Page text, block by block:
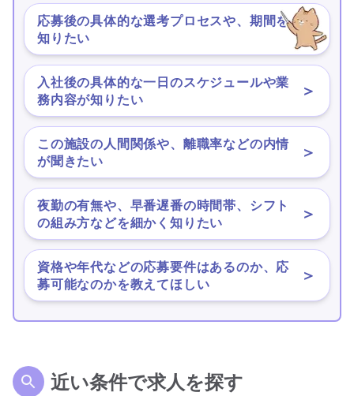
応募後の具体的な選考プロセスや、期間を
知りたい
＞
入社後の具体的な一日のスケジュールや業
務内容が知りたい
＞
この施設の人間関係や、離職率などの内情
が聞きたい
＞
夜勤の有無や、早番遅番の時間帯、シフト
の組み方などを細かく知りたい
＞
資格や年代などの応募要件はあるのか、応
募可能なのかを教えてほしい
＞
近い条件で求人を探す